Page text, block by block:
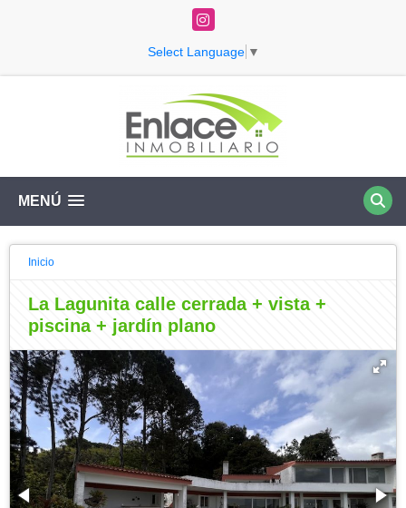
Instagram
Select Language ▼
MENÚ
Inicio
La Lagunita calle cerrada + vista +
piscina + jardín plano